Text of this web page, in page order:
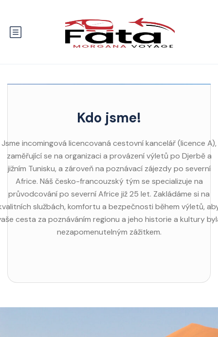
Kdo jsme!
Jsme incomingová licencovaná cestovní kancelář (licence A),
zaměřující se na organizaci a provázení výletů po Djerbě a
jižním Tunisku, a zároveň na poznávací zájezdy po severní
Africe. Náš česko-francouzský tým se specializuje na
průvodcování po severní Africe již 25 let. Zakládáme si na
službách, komfortu a bezpečnosti během výletů,
cesta za poznáváním regionu a jeho historie a kultury
nezapomenutelným zážitkem.